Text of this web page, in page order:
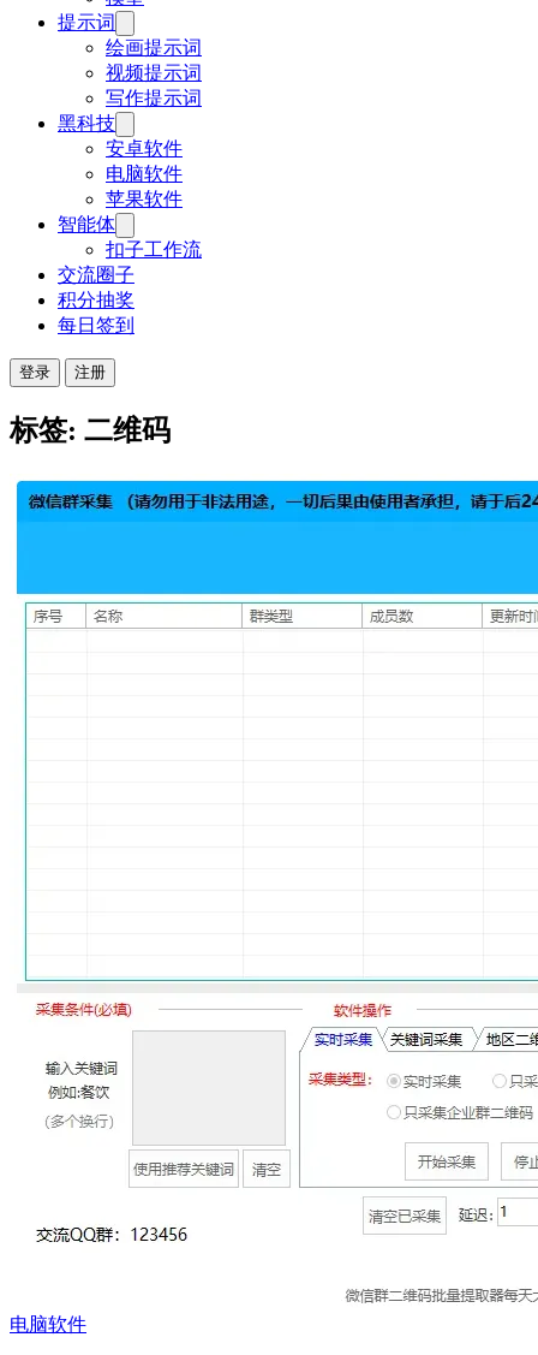
提示词
绘画提示词
视频提示词
写作提示词
黑科技
安卓软件
电脑软件
苹果软件
智能体
扣子工作流
交流圈子
积分抽奖
每日签到
登录 注册
标签: 二维码
电脑软件